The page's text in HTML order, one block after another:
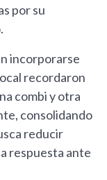
por su
incorporarse
recordaron
combi y otra
consolidando
reducir
respuesta ante